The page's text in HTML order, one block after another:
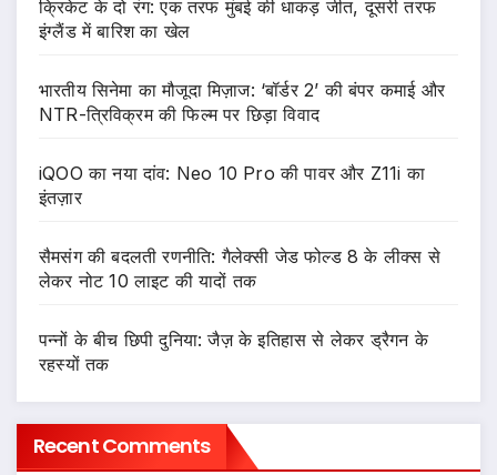
क्रिकेट के दो रंग: एक तरफ मुंबई की धाकड़ जीत, दूसरी तरफ
इंग्लैंड में बारिश का खेल
भारतीय सिनेमा का मौजूदा मिज़ाज: ‘बॉर्डर 2’ की बंपर कमाई और
NTR-त्रिविक्रम की फिल्म पर छिड़ा विवाद
iQOO का नया दांव: Neo 10 Pro की पावर और Z11i का
इंतज़ार
सैमसंग की बदलती रणनीति: गैलेक्सी जेड फोल्ड 8 के लीक्स से
लेकर नोट 10 लाइट की यादों तक
पन्नों के बीच छिपी दुनिया: जैज़ के इतिहास से लेकर ड्रैगन के
रहस्यों तक
Recent Comments